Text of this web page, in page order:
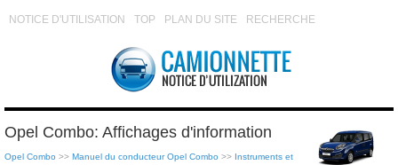
NOTICE D'UTILISATION TOP PLAN DU SITE RECHERCHE
Opel Combo: Affichages d'information
Opel Combo >> Manuel du conducteur Opel Combo >> Instruments et